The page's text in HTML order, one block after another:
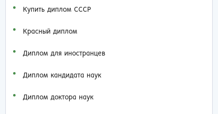
Купить диплом СССР
Красный диплом
Диплом для иностранцев
Диплом кандидата наук
Диплом доктора наук